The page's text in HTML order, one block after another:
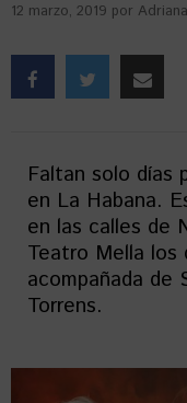
12 marzo, 2019 por
Faltan solo días
en La Habana.
en las calles de
Teatro Mella los
acompañada de
Torrens.